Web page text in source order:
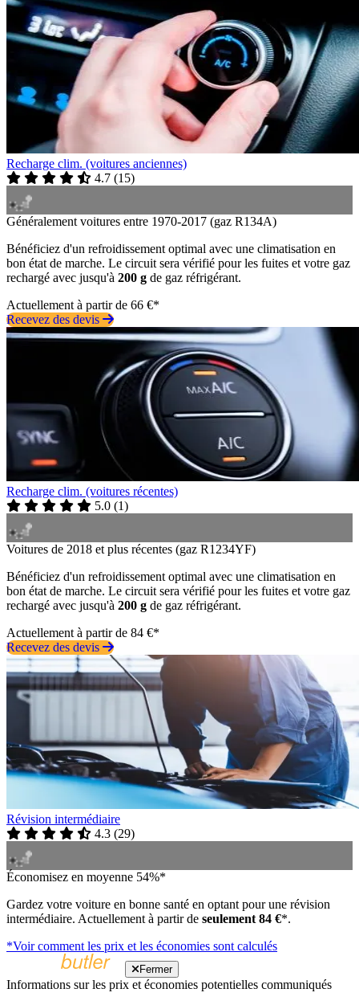
Recharge clim. (voitures anciennes)
4.7 (15)
Généralement voitures entre 1970-2017 (gaz R134A)
Bénéficiez d'un refroidissement optimal avec une climatisation en
bon état de marche. Le circuit sera vérifié pour les fuites et votre gaz
rechargé avec jusqu'à 200 g de gaz réfrigérant.
Actuellement à partir de 66 €*
Recevez des devis
Recharge clim. (voitures récentes)
5.0 (1)
Voitures de 2018 et plus récentes (gaz R1234YF)
Bénéficiez d'un refroidissement optimal avec une climatisation en
bon état de marche. Le circuit sera vérifié pour les fuites et votre gaz
rechargé avec jusqu'à 200 g de gaz réfrigérant.
Actuellement à partir de 84 €*
Recevez des devis
Révision intermédiaire
4.3 (29)
Économisez en moyenne 54%*
Gardez votre voiture en bonne santé en optant pour une révision
intermédiaire. Actuellement à partir de seulement 84 €*.
*Voir comment les prix et les économies sont calculés
Fermer
Informations sur les prix et économies potentielles communiqués